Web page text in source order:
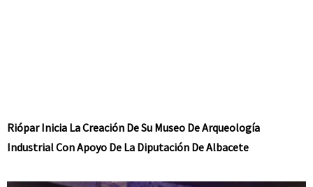
Riópar Inicia La Creación De Su Museo De Arqueología
Industrial Con Apoyo De La Diputación De Albacete